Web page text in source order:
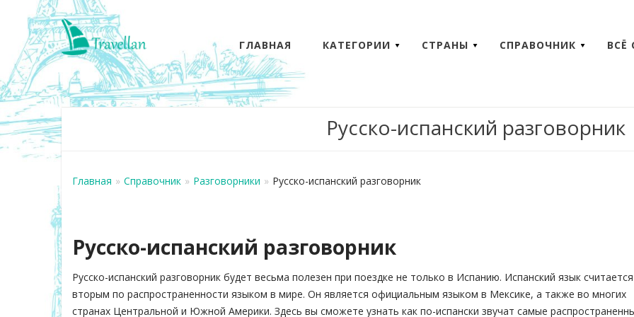
ГЛАВНАЯ КАТЕГОРИИ СТРАНЫ СПРАВОЧНИК ВСЁ
Русско-испанский разговорник
Главная » Справочник » Разговорники » Русско-испанский разговорник
Русско-испанский разговорник
Русско-испанский разговорник будет весьма полезен при поездке не только в Испанию. Испанский язык считается
вторым по распространенности языком в мире. Он является официальным языком в Мексике, а также во многих
странах Центральной и Южной Америки. Здесь вы сможете узнать как по-испански звучат самые